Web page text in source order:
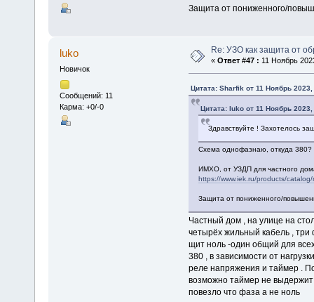
Защита от пониженного/
luko
Новичок
Сообщений: 11
Карма: +0/-0
Re: УЗО как защита от
« Ответ #47 : 11 Ноябрь
Цитата: Sharfik от 11 Ноябрь
Цитата: luko от 11 Ноябрь
Здравствуйте ! Захотелось
Схема однофазнаю, откуда 380?
ИМХО, от УЗДП для частного
https://www.iek.ru/products/
Защита от пониженного/
Частный дом , на улице на
четырёх жильный кабель ,
щит ноль -один общий для
380 , в зависимости от
реле напряжения и таймер .
возможно таймер не
повезло что фаза а не ноль